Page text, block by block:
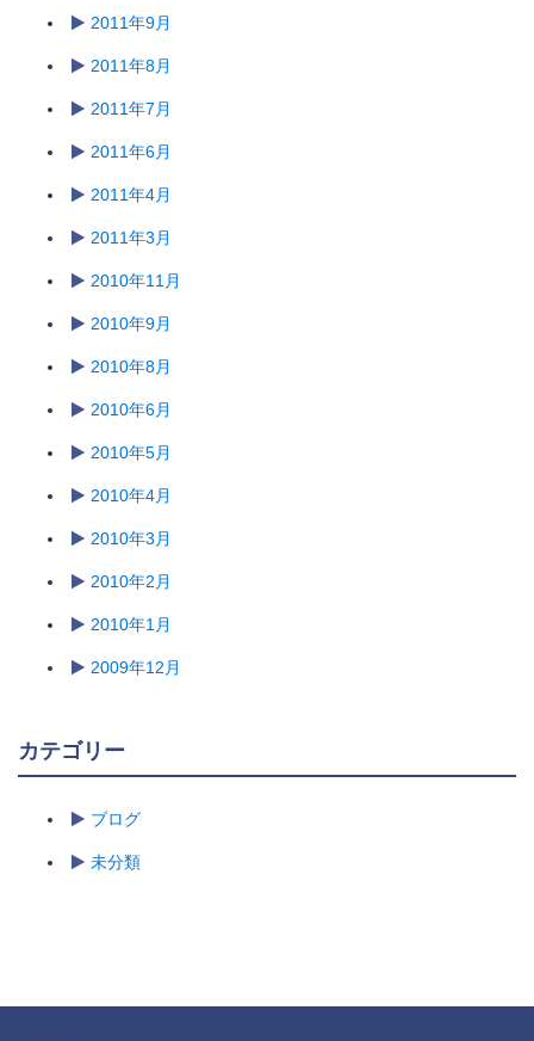
2011年9月
2011年8月
2011年7月
2011年6月
2011年4月
2011年3月
2010年11月
2010年9月
2010年8月
2010年6月
2010年5月
2010年4月
2010年3月
2010年2月
2010年1月
2009年12月
カテゴリー
ブログ
未分類